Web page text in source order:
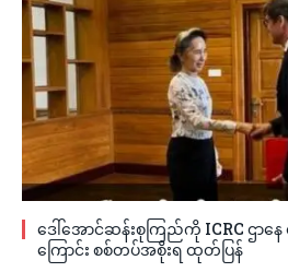
ဒေါ်အောင်ဆန်းစုကြည်ကို ICRC ဌာန
ကြောင်း စစ်တပ်အစိုးရ ထုတ်ပြန်